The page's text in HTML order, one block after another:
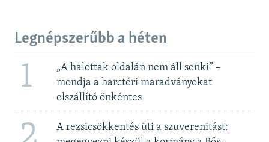
Legnépszerűbb a héten
1
„A halottak oldalán nem áll senki” –
mondja a harctéri maradványokat
elszállító önkéntes
A rezsicsökkentés üti a szuverenitást: